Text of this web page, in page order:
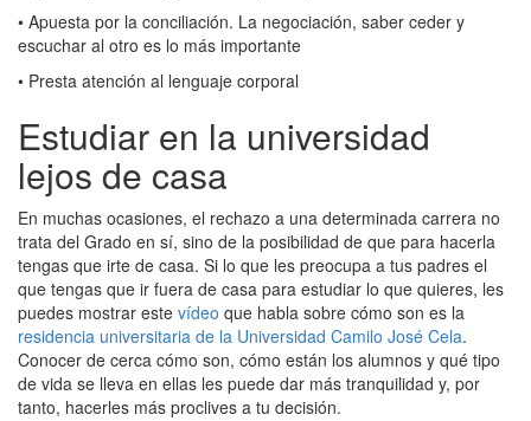
• Apuesta por la conciliación. La negociación, saber ceder y
escuchar al otro es lo más importante
• Presta atención al lenguaje corporal
Estudiar en la universidad
lejos de casa
En muchas ocasiones, el rechazo a una determinada carrera no
trata del Grado en sí, sino de la posibilidad de que para hacerla
tengas que irte de casa. Si lo que les preocupa a tus padres el
que tengas que ir fuera de casa para estudiar lo que quieres, les
puedes mostrar este vídeo que habla sobre cómo son es la
residencia universitaria de la Universidad Camilo José Cela.
Conocer de cerca cómo son, cómo están los alumnos y qué tipo
de vida se lleva en ellas les puede dar más tranquilidad y, por
tanto, hacerles más proclives a tu decisión.